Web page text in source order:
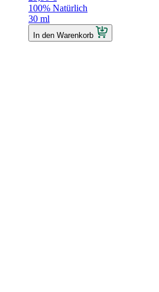
100% Natürlich
30 ml
In den Warenkorb